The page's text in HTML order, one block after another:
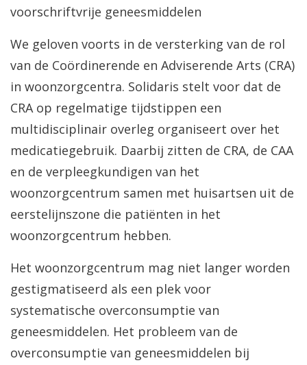
voorschriftvrije geneesmiddelen
We geloven voorts in de versterking van de rol
van de Coördinerende en Adviserende Arts (CRA)
in woonzorgcentra. Solidaris stelt voor dat de
CRA op regelmatige tijdstippen een
multidisciplinair overleg organiseert over het
medicatiegebruik. Daarbij zitten de CRA, de CAA
en de verpleegkundigen van het
woonzorgcentrum samen met huisartsen uit de
eerstelijnszone die patiënten in het
woonzorgcentrum hebben.
Het woonzorgcentrum mag niet langer worden
gestigmatiseerd als een plek voor
systematische overconsumptie van
geneesmiddelen. Het probleem van de
overconsumptie van geneesmiddelen bij